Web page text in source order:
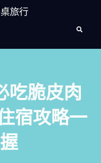
旅行
Search
吃脆皮肉
宿攻略一